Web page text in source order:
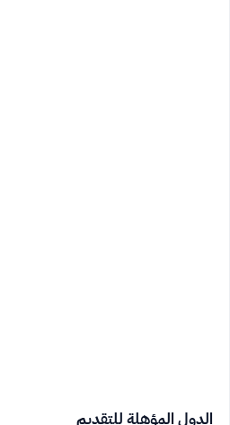
الدول المؤهلة للتقديم